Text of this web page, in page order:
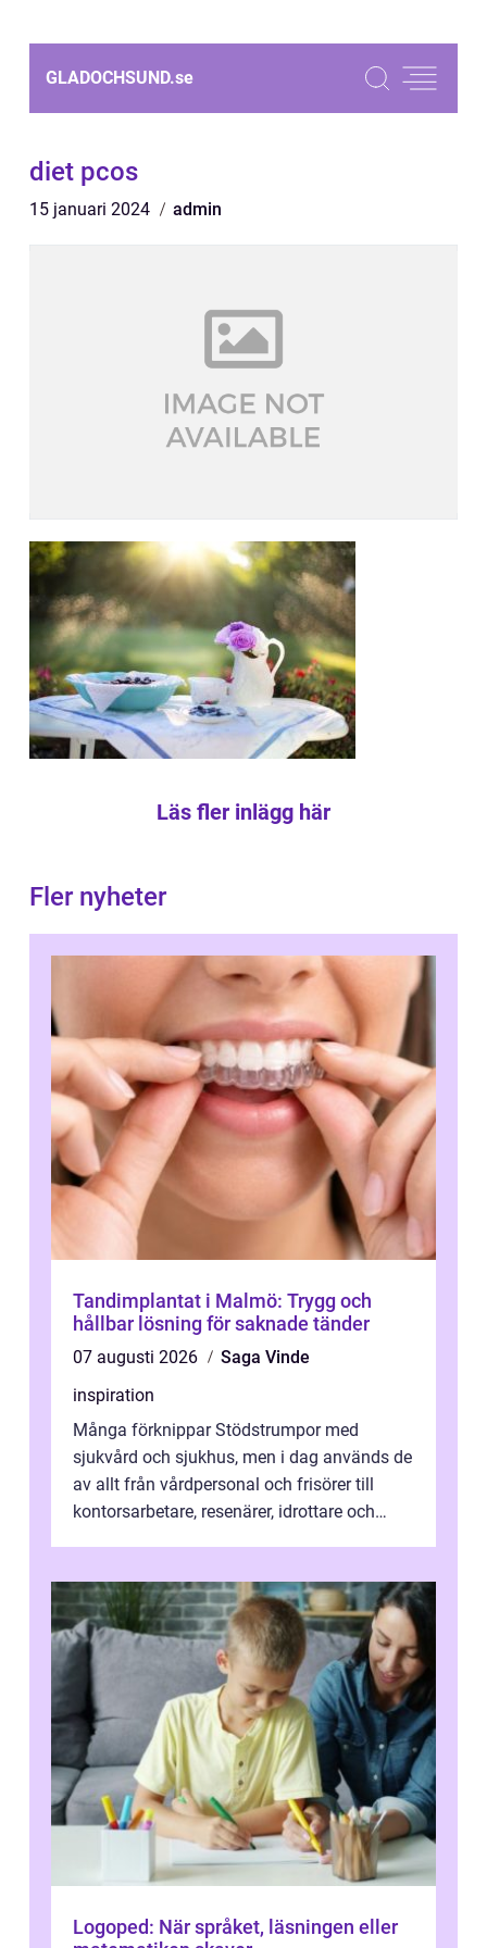
GLADOCHSUND.se
diet pcos
15 januari 2024 admin
Läs fler inlägg här
Fler nyheter
Tandimplantat i Malmö: Trygg och
hållbar lösning för saknade tänder
07 augusti 2026
Saga Vinde
inspiration
Många förknippar Stödstrumpor med
sjukvård och sjukhus, men i dag används de
av allt från vårdpersonal och frisörer till
kontorsarbetare, resenärer, idrottare och
Logoped: När språket, läsningen eller